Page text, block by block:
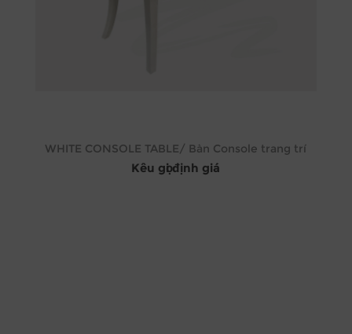
WHITE CONSOLE TABLE/ Bàn Console trang trí
Kêu gọi định giá